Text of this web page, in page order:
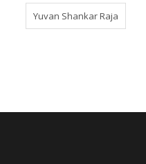
Yuvan Shankar Raja